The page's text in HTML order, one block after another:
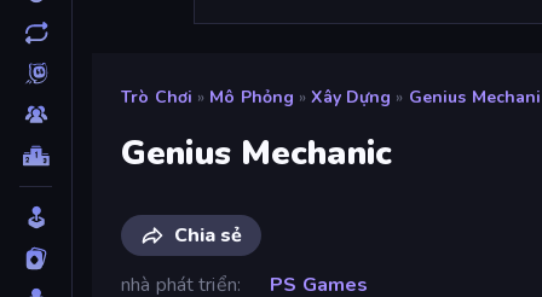
Trò Chơi » Mô Phỏng » Xây Dựng » Genius
Genius Mechanic
Chia sẻ
nhà phát triển
PS Games